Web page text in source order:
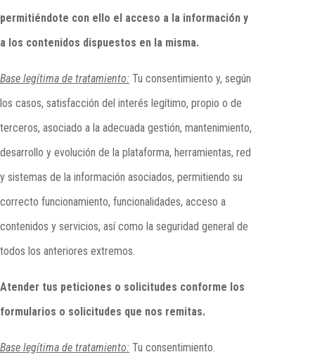
permitiéndote con ello el acceso a la información y
a los contenidos dispuestos en la misma.
Base legítima de tratamiento: Tu consentimiento y, según
los casos, satisfacción del interés legítimo, propio o de
terceros, asociado a la adecuada gestión, mantenimiento,
desarrollo y evolución de la plataforma, herramientas, red
y sistemas de la información asociados, permitiendo su
correcto funcionamiento, funcionalidades, acceso a
contenidos y servicios, así como la seguridad general de
todos los anteriores extremos.
Atender tus peticiones o solicitudes conforme los
formularios o solicitudes que nos remitas.
Base legítima de tratamiento: Tu consentimiento.